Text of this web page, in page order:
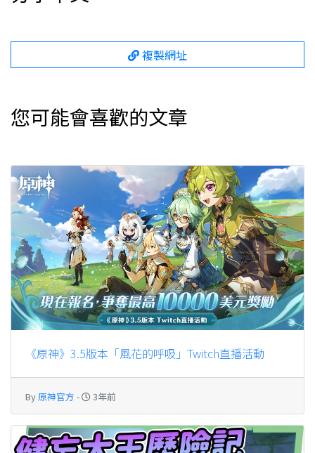
複製網址
您可能會喜歡的文章
《原神》3.5版本「風花的呼吸」Twitch直播活動
By原神官方 - 3年前